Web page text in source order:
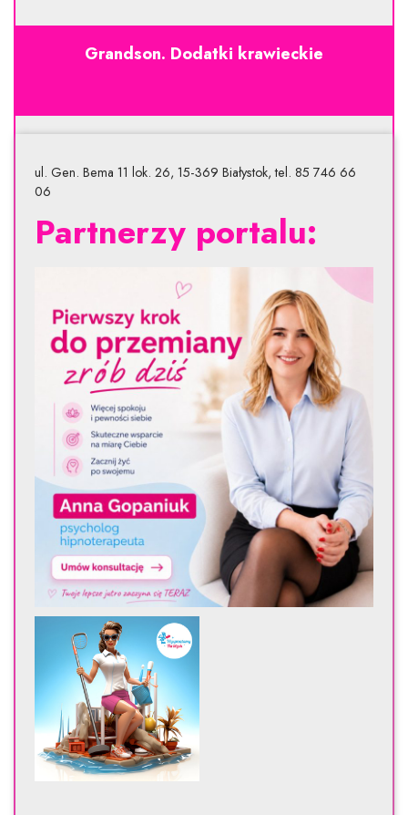
Grandson. Dodatki krawieckie
ul. Gen. Bema 11 lok. 26, 15-369 Białystok, tel. 85 746 66
06
Partnerzy portalu: